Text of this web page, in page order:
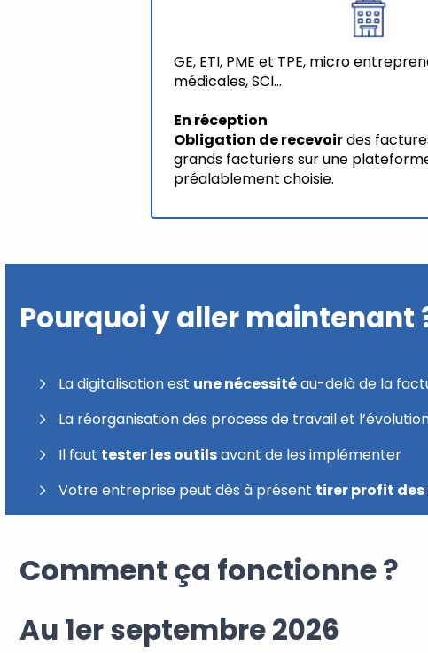
GE, ETI, PME et TPE, micro
médicales, SCI...
En réception
Obligation de recevoirdes
grands facturiers sur une
préalablement choisie.
Pourquoi y aller maintenant
La digitalisation est une nécessitéau-delà de la
La réorganisation des process de travail et
Il faut tester les outilsavant de les implémenter
Votre entreprise peut dès à présent tirer profit des
Comment ça fonctionne ?
Au 1er septembre 2026